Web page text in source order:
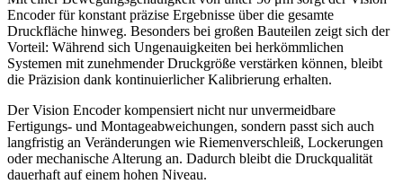
Encoder für konstant präzise Ergebnisse über die gesamte
Druckfläche hinweg. Besonders bei großen Bauteilen zeigt sich der
Vorteil: Während sich Ungenauigkeiten bei herkömmlichen
Systemen mit zunehmender Druckgröße verstärken können, bleibt
die Präzision dank kontinuierlicher Kalibrierung erhalten.
Der Vision Encoder kompensiert nicht nur unvermeidbare
Fertigungs- und Montageabweichungen, sondern passt sich auch
langfristig an Veränderungen wie Riemenverschleiß, Lockerungen
oder mechanische Alterung an. Dadurch bleibt die Druckqualität
dauerhaft auf einem hohen Niveau.